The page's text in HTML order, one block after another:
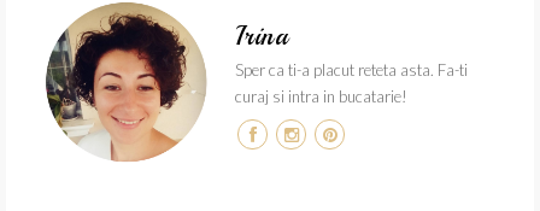
Irina
Sper ca ti-a placut reteta asta. Fa-ti
curaj si intra in bucatarie!